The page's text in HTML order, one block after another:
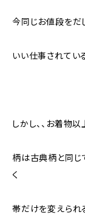
今同じお値段を
いい仕事されてい
しかし、、お着物
柄は古典柄と同じ
く
帯だけを変えられ